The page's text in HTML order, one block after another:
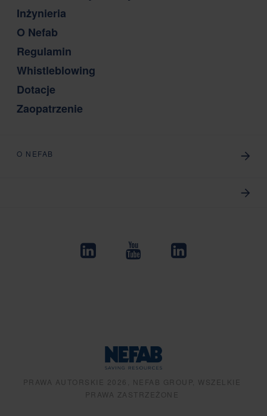
Inżynieria
O Nefab
Regulamin
Whistleblowing
Dotacje
Zaopatrzenie
O NEFAB
PRAWA AUTORSKIE 2026, NEFAB GROUP, WSZELKIE
PRAWA ZASTRZEŻONE